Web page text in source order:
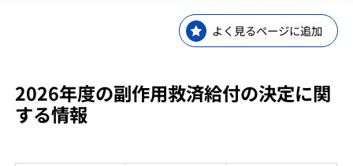
よく見るページに追加
2026年度の副作用救済給付の決定に関
する情報